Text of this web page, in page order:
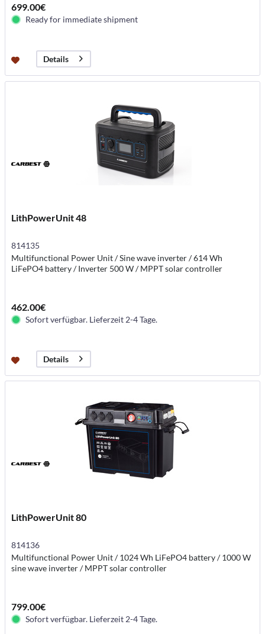
699.00€
Ready for immediate shipment
Details
LithPowerUnit 48
814135
Multifunctional Power Unit / Sine wave inverter / 614 Wh
LiFePO4 battery / Inverter 500 W / MPPT solar controller
462.00€
Sofort verfügbar. Lieferzeit 2-4 Tage.
Details
LithPowerUnit 80
814136
Multifunctional Power Unit / 1024 Wh LiFePO4 battery / 1000 W
sine wave inverter / MPPT solar controller
799.00€
Sofort verfügbar. Lieferzeit 2-4 Tage.